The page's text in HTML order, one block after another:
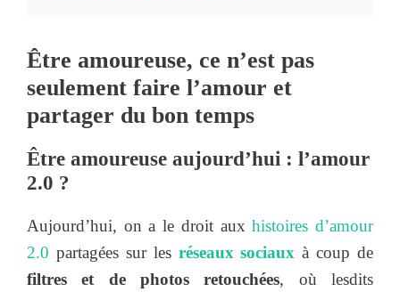
Être amoureuse, ce n’est pas
seulement faire l’amour et
partager du bon temps
Être amoureuse aujourd’hui : l’amour
2.0 ?
Aujourd’hui, on a le droit auxhistoires d’amour
2.0 partagées sur les réseaux sociaux à coup de
filtres et de photos retouchées, où lesdits